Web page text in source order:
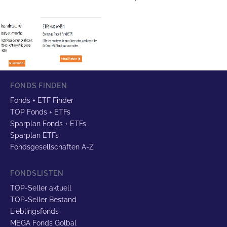
FONDS FINDEN
Fonds + ETF Finder
TOP Fonds + ETFs
Sparplan Fonds + ETFs
Sparplan ETFs
Fondsgesellschaften A-Z
FONDSLISTEN
TOP-Seller aktuell
TOP-Seller Bestand
Lieblingsfonds
MEGA Fonds Golbal